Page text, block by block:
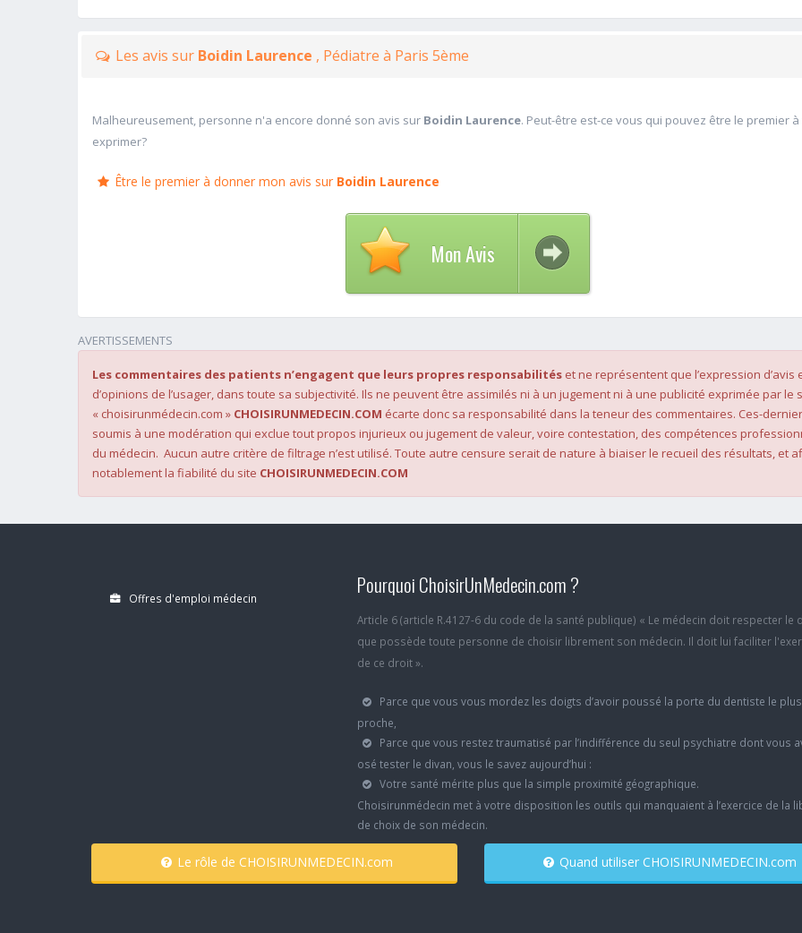
Les avis sur Boidin Laurence , Pédiatre à Paris 5ème
Malheureusement, personne n'a encore donné son avis sur Boidin Laurence. Peut-être est-ce vous qui pouvez être le premier à
exprimer?
Être le premier à donner mon avis sur Boidin Laurence
Mon Avis
AVERTISSEMENTS
Les commentaires des patients n’engagent que leurs propres responsabilités et ne représentent que l’expression d’avis
d’opinions de l’usager, dans toute sa subjectivité. Ils ne peuvent être assimilés ni à un jugement ni à une publicité exprimée par le
« choisirunmédecin.com » CHOISIRUNMEDECIN.COM écarte donc sa responsabilité dans la teneur des commentaires. Ces-
soumis à une modération qui exclue tout propos injurieux ou jugement de valeur, voire contestation, des compétences
du médecin. Aucun autre critère de filtrage n’est utilisé. Toute autre censure serait de nature à biaiser le recueil des résultats, et
notablement la fiabilité du site CHOISIRUNMEDECIN.COM
Offres d'emploi médecin Pourquoi ChoisirUnMedecin.com ?
Article 6 (article R.4127-6 du code de la santé publique) « Le médecin doit respecter le
que possède toute personne de choisir librement son médecin. Il doit lui faciliter
de ce droit ».
Parce que vous vous mordez les doigts d’avoir poussé la porte du dentiste le plus
proche,
Parce que vous restez traumatisé par l’indifférence du seul psychiatre dont vous
osé tester le divan, vous le savez aujourd’hui :
Votre santé mérite plus que la simple proximité géographique.
Choisirunmédecin met à votre disposition les outils qui manquaient à l’exercice de la
de choix de son médecin.
Le rôle de CHOISIRUNMEDECIN.com Quand utiliser CHOISIRUNMEDECIN.com